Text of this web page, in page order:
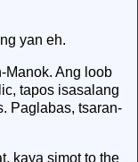
yan eh.
Manok. Ang loob
tapos isasalang
Paglabas, tsaran-
kaya simot to the